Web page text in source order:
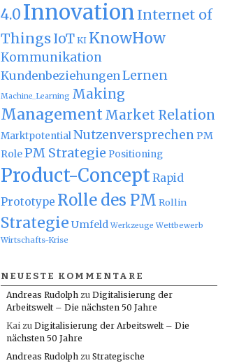
4.0Innovation Internet of
ThingsIoT KI KnowHow
Kommunikation
Kundenbeziehungen Lernen
Machine_Learning Making
Management Market Relation
MarktpotentialNutzenversprechen PM
RolePM Strategie Positioning
Product-ConceptRapid
Prototype Rolle des PM Rollin
Strategie Umfeld Werkzeuge Wettbewerb
Wirtschafts-Krise
NEUESTE KOMMENTARE
Andreas Rudolph zu Digitalisierung der
Arbeitswelt – Die nächsten 50 Jahre
Kai zu Digitalisierung der Arbeitswelt – Die
nächsten 50 Jahre
Andreas Rudolph zu Strategische